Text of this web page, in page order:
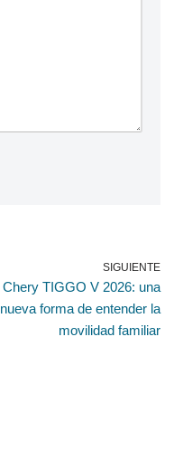
SIGUIENTE
Chery TIGGO V 2026: una
nueva forma de entender la
movilidad familiar